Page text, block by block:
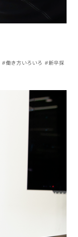
#働き方いろいろ #新卒採